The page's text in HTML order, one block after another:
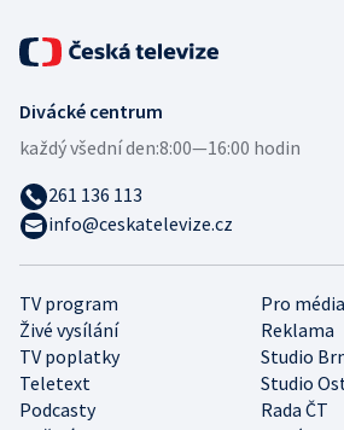
TV program
Pro média
Živé vysílání
Reklama
TV poplatky
Studio
Teletext
Studio
Podcasty
Rada ČT
Divácké centrum
každý všední den:8:00—16:00 hodin
261 136 113
info@ceskatelevize.cz